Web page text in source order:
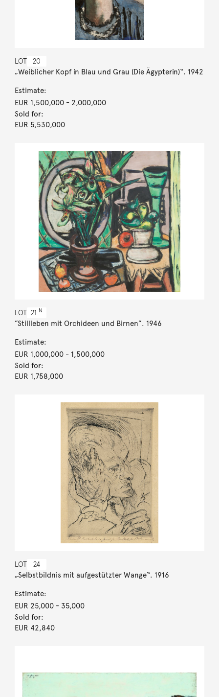
LOT 20
„Weiblicher Kopf in Blau und Grau (Die Ägypterin)“. 1942
Estimate:
EUR 1,500,000- 2,000,000
Sold for:
EUR 5,530,000
LOT 21 N
”Stillleben mit Orchideen und Birnen”. 1946
Estimate:
EUR 1,000,000- 1,500,000
Sold for:
EUR 1,758,000
LOT 24
„Selbstbildnis mit aufgestützter Wange“. 1916
Estimate:
EUR 25,000- 35,000
Sold for:
EUR 42,840